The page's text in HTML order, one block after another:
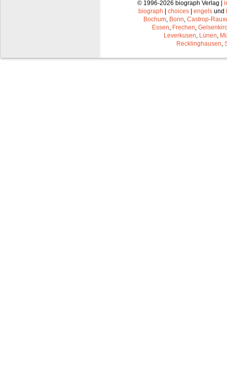
© 1996-2026 biograph Verlag |
biograph
choices engels und
Bochum, Bonn, Castrop-
Essen, Frechen,
Leverkusen, Lünen,
Recklinghausen,